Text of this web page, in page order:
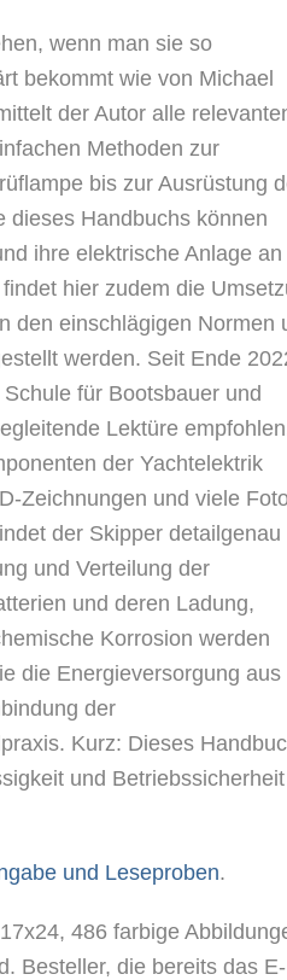
wenn man sie so
bekommt wie von Michael
der Autor alle
Methoden zur
bis zur Ausrüstung
dieses Handbuchs können
ihre elektrische Anlage an
hier zudem die
den einschlägigen Normen
werden. Seit Ende
für Bootsbauer und
Lektüre
der Yachtelektrik
Zeichnungen und viele
der Skipper detailgenau
und Verteilung der
und deren Ladung,
Korrosion werden
die Energieversorgung aus
der
Kurz: Dieses
und
und Leseproben.
486 farbige
Besteller, die bereits das E-